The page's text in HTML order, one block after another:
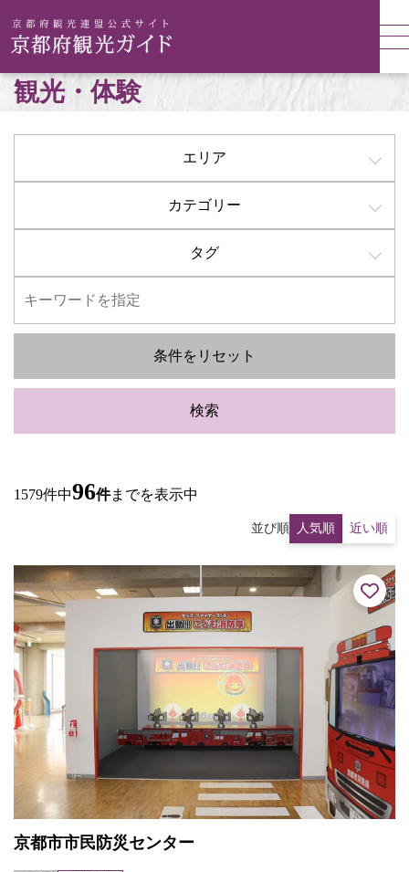
観光・体験
エリア
カテゴリー
タグ
条件をリセット
検索
1579件中96件までを表示中
並び順 人気順 近い順
京都市市民防災センター